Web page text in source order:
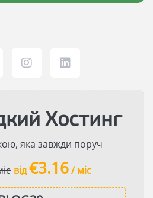
Хостинг
яка завжди поруч
від€3.16/ міс